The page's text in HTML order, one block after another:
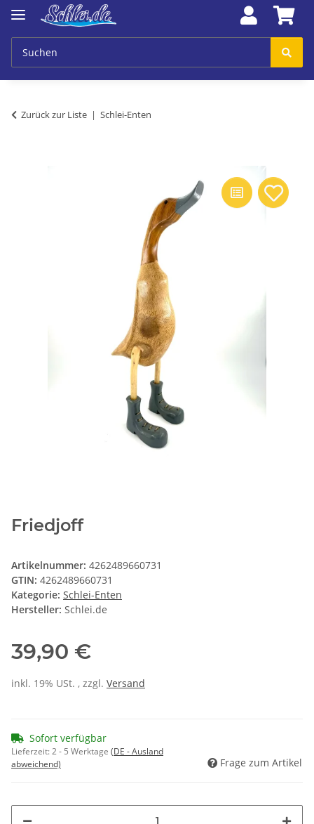
Zurück zur Liste Schlei-Enten
Friedjoff
Artikelnummer: 4262489660731
GTIN: 4262489660731
Kategorie: Schlei-Enten
Hersteller: Schlei.de
39,90 €
inkl. 19% USt. , zzgl. Versand
Sofort verfügbar
Lieferzeit:2 - 5 Werktage (DE - Ausland
abweichend)
Frage zum Artikel